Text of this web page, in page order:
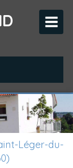
Léger-du-